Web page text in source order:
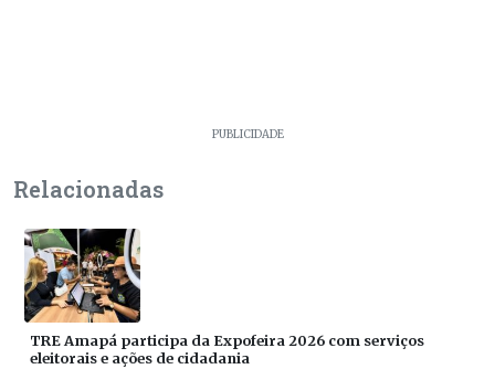
PUBLICIDADE
Relacionadas
TRE Amapá participa da Expofeira 2026 com serviços
eleitorais e ações de cidadania